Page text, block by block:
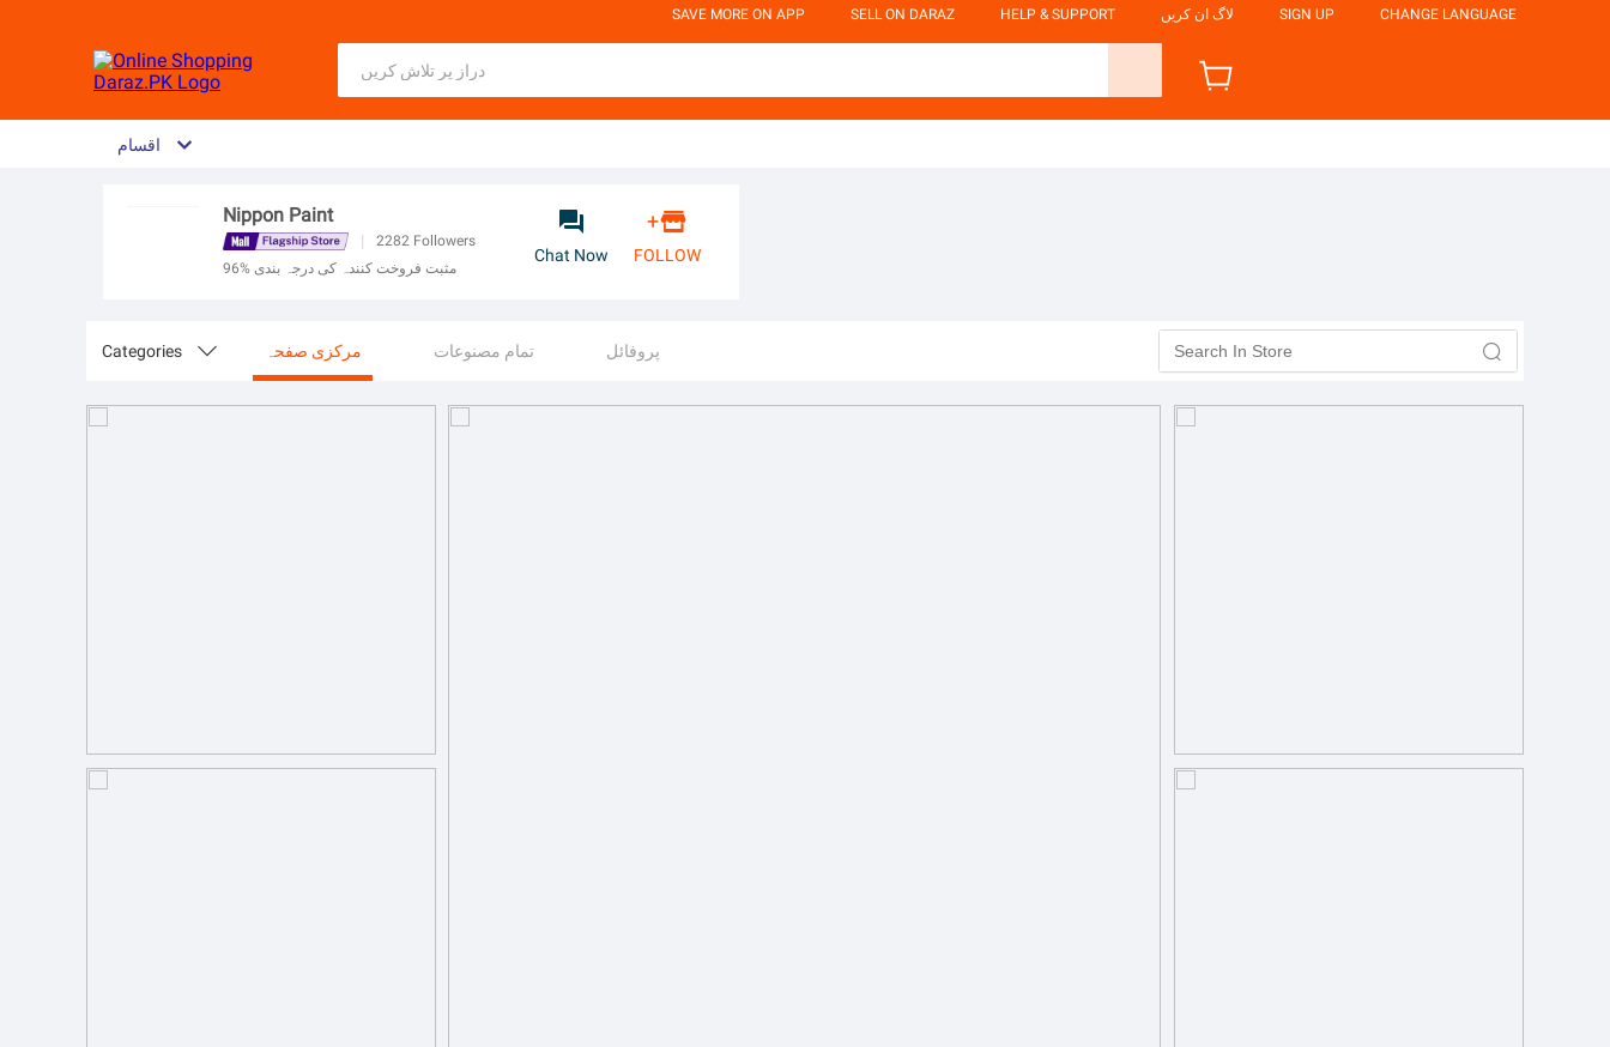
SAVE MORE ON APP SELL ON DARAZ HELP & SUPPORT لاگ ان کریں SIGN UP CHANGE LANGUAGE
اقسام
Nippon Paint
| 2282 Followers
96% مثبت فروخت کنندہ کی درجہ بندی

Chat Now
+
FOLLOW
Categories  مرکزی صفحہ تمام مصنوعات پروفائل 